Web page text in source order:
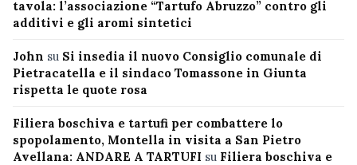
tavola: l’associazione “Tartufo Abruzzo” contro gli
additivi e gli aromi sintetici
John su Si insedia il nuovo Consiglio comunale di
Pietracatella e il sindaco Tomassone in Giunta
rispetta le quote rosa
Filiera boschiva e tartufi per combattere lo
spopolamento, Montella in visita a San Pietro
Avellana: ANDARE A TARTUFI su Filiera boschiva e